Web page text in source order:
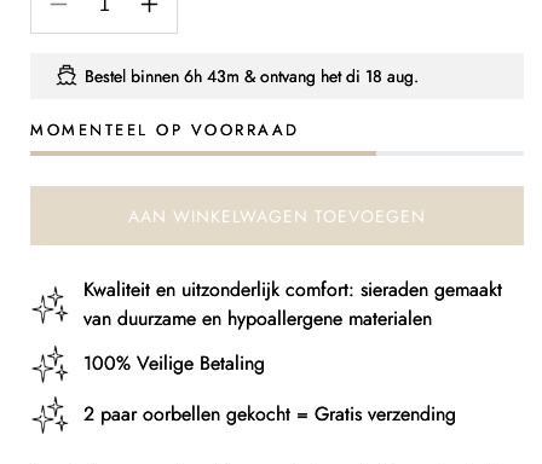
Aantal
verlagen
voor
Oorbellen
Hanger
Aantal
verhogen
voor
Oorbellen
Hanger
Bestel binnen 6h 43m & ontvang hetdi 18 aug.
MOMENTEEL OP VOORRAAD
AAN WINKELWAGEN TOEVOEGEN
Kwaliteit en uitzonderlijk comfort: sieraden gemaakt
van duurzame en hypoallergene materialen
100% Veilige Betaling
2 paar oorbellen gekocht = Gratis verzending